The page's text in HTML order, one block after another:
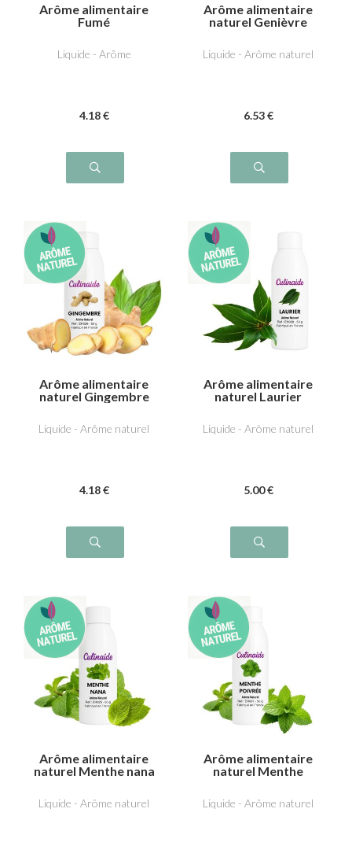
Arôme alimentaire
Fumé
Liquide - Arôme
4.18 €
Arôme alimentaire
naturel Genièvre
Liquide - Arôme naturel
6.53 €
Arôme alimentaire
naturel Gingembre
Liquide - Arôme naturel
4.18 €
Arôme alimentaire
naturel Laurier
Liquide - Arôme naturel
5.00 €
Arôme alimentaire
naturel Menthe nana
Liquide - Arôme naturel
Arôme alimentaire
naturel Menthe
Liquide - Arôme naturel